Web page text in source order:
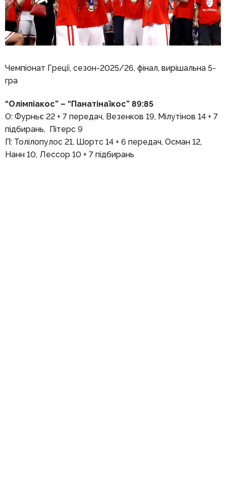
Чемпіонат Греції, сезон-2025/26, фінал, вирішальна 5-
гра
“Олімпіакос” – “Панатінаїкос” 89:85
О: Фурньє 22 + 7 передач, Везенков 19, Мілутінов 14 + 7
підбирань, Пітерс 9
П: Толілопулос 21, Шортс 14 + 6 передач, Осман 12,
Нанн 10, Лессор 10 + 7 підбирань